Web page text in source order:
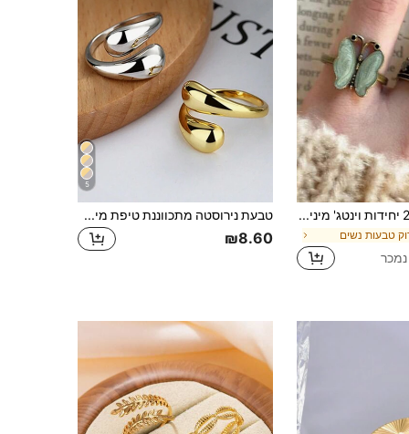
2 יחידות וינטג' מינימליסטי ירוק פרפר ופרחים טבעות מתכווננות, מתאימות ללבוש יומיומי, תמונות, מתנות ולנטיינס
טבעות נשים
5
טבעת נירוסטה מתכווננת טיפת מים גיאומטרית פשוטה לנשים
₪8.60